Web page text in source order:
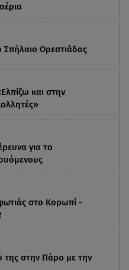
Σπήλαιο Ορεστιάδας
και στην
για το
στο Κορωπί -
στην Πάρο με την